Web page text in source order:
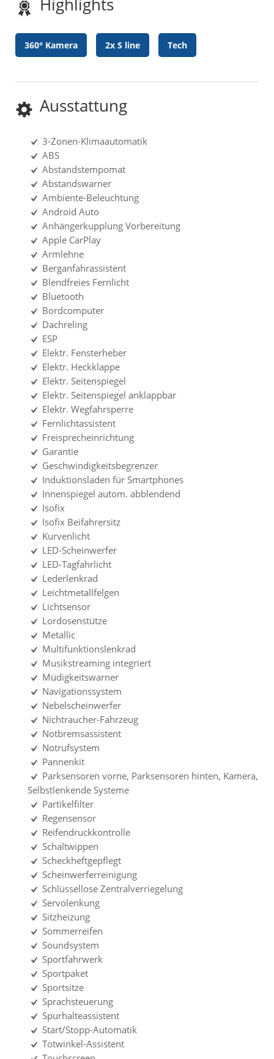
360° Kamera 2x S line Tech
Ausstattung
3-Zonen-Klimaautomatik
ABS
Abstandstempomat
Abstandswarner
Ambiente-Beleuchtung
Android Auto
Anhängerkupplung Vorbereitung
Apple CarPlay
Armlehne
Berganfahrassistent
Blendfreies Fernlicht
Bluetooth
Bordcomputer
Dachreling
ESP
Elektr. Fensterheber
Elektr. Heckklappe
Elektr. Seitenspiegel
Elektr. Seitenspiegel anklappbar
Elektr. Wegfahrsperre
Fernlichtassistent
Freisprecheinrichtung
Garantie
Geschwindigkeitsbegrenzer
Induktionsladen für Smartphones
Innenspiegel autom. abblendend
Isofix
Isofix Beifahrersitz
Kurvenlicht
LED-Scheinwerfer
LED-Tagfahrlicht
Lederlenkrad
Leichtmetallfelgen
Lichtsensor
Lordosenstütze
Metallic
Multifunktionslenkrad
Musikstreaming integriert
Müdigkeitswarner
Navigationssystem
Nebelscheinwerfer
Nichtraucher-Fahrzeug
Notbremsassistent
Notrufsystem
Pannenkit
Parksensoren vorne, Parksensoren hinten, Kamera,
Selbstlenkende Systeme
Partikelfilter
Regensensor
Reifendruckkontrolle
Schaltwippen
Scheckheftgepflegt
Scheinwerferreinigung
Schlüssellose Zentralverriegelung
Servolenkung
Sitzheizung
Sommerreifen
Soundsystem
Sportfahrwerk
Sportpaket
Sportsitze
Sprachsteuerung
Spurhalteassistent
Start/Stopp-Automatik
Totwinkel-Assistent